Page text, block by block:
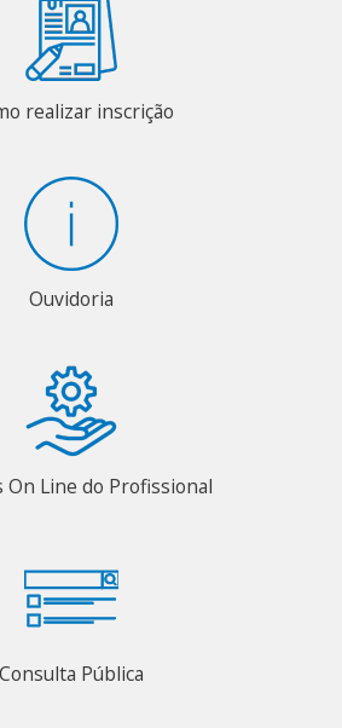
realizar inscrição
Ouvidoria
On Line do Profissional
Consulta Pública